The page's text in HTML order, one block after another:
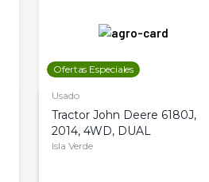
Ofertas Especiales
Usado
Tractor John Deere 6180J,
2014, 4WD, DUAL
Isla Verde